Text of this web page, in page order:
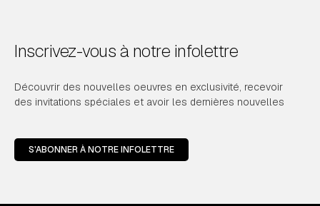
Inscrivez-vous à notre infolettre
Découvrir des nouvelles oeuvres en exclusivité, recevoir
des invitations spéciales et avoir les dernières nouvelles
S'ABONNER À NOTRE INFOLETTRE